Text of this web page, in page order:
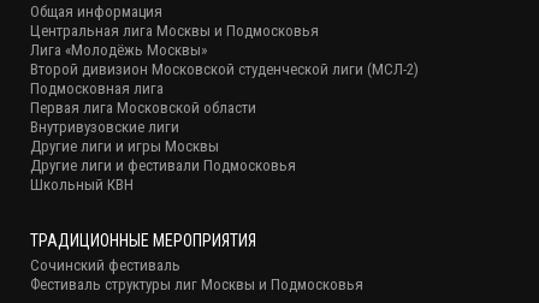
Общая информация
Центральная лига Москвы и Подмосковья
Лига «Молодёжь Москвы»
Второй дивизион Московской студенческой лиги (МСЛ-2)
Подмосковная лига
Первая лига Московской области
Внутривузовские лиги
Другие лиги и игры Москвы
Другие лиги и фестивали Подмосковья
Школьный КВН
ТРАДИЦИОННЫЕ МЕРОПРИЯТИЯ
Сочинский фестиваль
Фестиваль структуры лиг Москвы и Подмосковья